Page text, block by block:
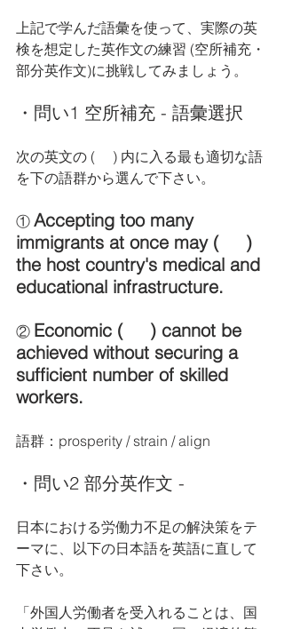
上記で学んだ語彙を使って、実際の英
検を想定した英作文の練習 (空所補充・
部分英作文)に挑戦してみましょう。
・問い1 空所補充 - 語彙選択
次の英文の (     ) 内に入る最も適切な語
を下の語群から選んで下さい。
① Accepting too many
immigrants at once may (     )
the host country's medical and
educational infrastructure.
② Economic (     ) cannot be
achieved without securing a
sufficient number of skilled
workers.
語群：prosperity / strain / align
・問い2 部分英作文 -
日本における労働力不足の解決策をテ
ーマに、以下の日本語を英語に直して
下さい。
「外国人労働者を受入れることは、国